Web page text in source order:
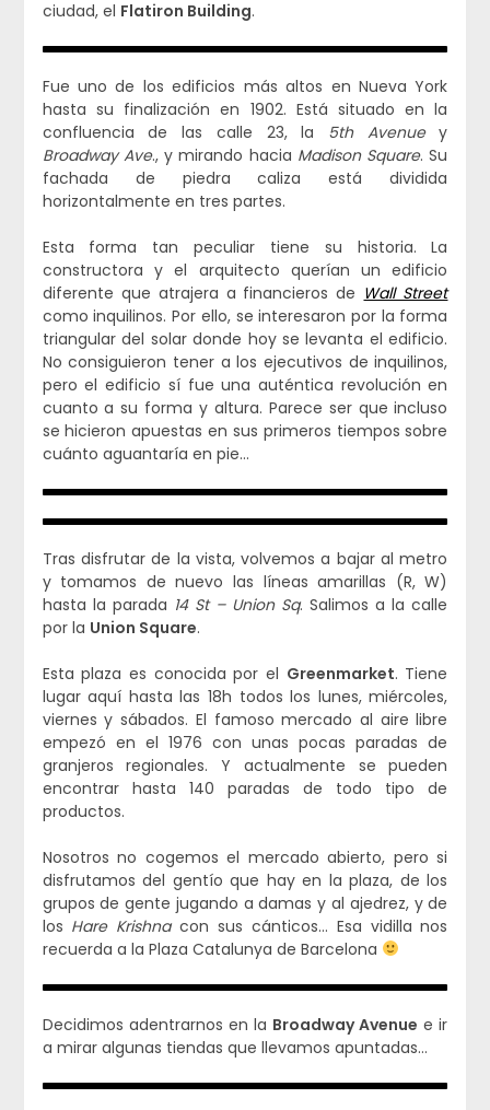
ciudad, el Flatiron Building.
Fue uno de los edificios más altos en Nueva York
hasta su finalización en 1902. Está situado en la
confluencia de las calle 23, la 5th Avenuey
Broadway Ave., y mirando hacia Madison Square. Su
fachada de piedra caliza está dividida
horizontalmente en tres partes.
Esta forma tan peculiar tiene su historia. La
constructora y el arquitecto querían un edificio
diferente que atrajera a financieros de Wall Street
como inquilinos. Por ello, se interesaron por la forma
triangular del solar donde hoy se levanta el edificio.
No consiguieron tener a los ejecutivos de inquilinos,
pero el edificio sí fue una auténtica revolución en
cuanto a su forma y altura. Parece ser que incluso
se hicieron apuestas en sus primeros tiempos sobre
cuánto aguantaría en pie…
Tras disfrutar de la vista, volvemos a bajar al metro
y tomamos de nuevo las líneas amarillas (R, W)
hasta la parada 14 St – Union Sq. Salimos a la calle
por la Union Square.
Esta plaza es conocida por el Greenmarket. Tiene
lugar aquí hasta las 18h todos los lunes, miércoles,
viernes y sábados. El famoso mercado al aire libre
empezó en el 1976 con unas pocas paradas de
granjeros regionales. Y actualmente se pueden
encontrar hasta 140 paradas de todo tipo de
productos.
Nosotros no cogemos el mercado abierto, pero si
disfrutamos del gentío que hay en la plaza, de los
grupos de gente jugando a damas y al ajedrez, y de
los Hare Krishnacon sus cánticos… Esa vidilla nos
recuerda a la Plaza Catalunya de Barcelona
Decidimos adentrarnos en la Broadway Avenue e ir
a mirar algunas tiendas que llevamos apuntadas…